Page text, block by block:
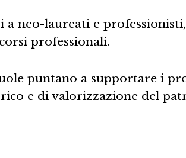
a neo-laureati e
professionali.
puntano a supportare i
e di valorizzazione del